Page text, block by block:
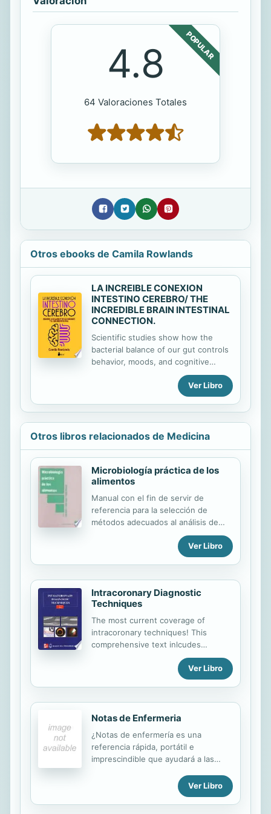
POPULAR
4.8
64 Valoraciones Totales
Otros ebooks de Camila Rowlands
LA INCREIBLE CONEXION
INTESTINO CEREBRO/ THE
INCREDIBLE BRAIN INTESTINAL
CONNECTION.
Scientific studies show how the
bacterial balance of our gut controls
behavior, moods, and cognitive
abilities. The truth of the aphorism
"we are what we eat" has never
been so clear nor so important for
our daily lives.
Ver Libro
Otros libros relacionados de Medicina
Microbiología práctica de los
alimentos
Manual con el fin de servir de
referencia para la selección de
métodos adecuados al análisis de
diversos tipos de alimentos.
Ver Libro
Intracoronary Diagnostic
Techniques
The most current coverage of
intracoronary techniques! This
comprehensive text inlcudes
detailed information on how to
perform all intracoronary techniques
including intracardiac ultrasound,
magnetic resonance, and more.
Ver Libro
Notas de Enfermeria
¿Notas de enfermería es una
referencia rápida, portátil e
imprescindible que ayudará a las
rápidamente a la información
referente a tareas y conceptos
básicos de enfermería. ¿Cuando
Ver Libro